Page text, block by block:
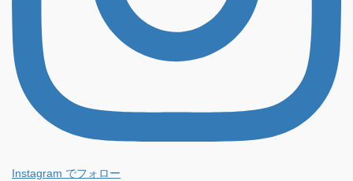
Instagram でフォロー